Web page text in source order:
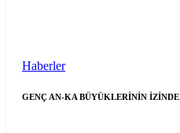
Haberler
GENÇ AN-KA BÜYÜKLERİNİN İZİNDE